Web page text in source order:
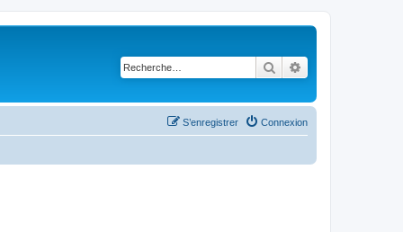
Rechercher
Connexion
S’enregistrer